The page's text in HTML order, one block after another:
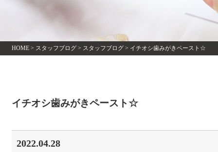
HOME> スタッフブログ> スタッフブログ> イチオシ歯みがきペースト☆
イチオシ歯みがきペースト☆
2022.04.28